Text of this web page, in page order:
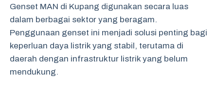
Genset MAN di Kupang digunakan secara luas
dalam berbagai sektor yang beragam.
Penggunaan genset ini menjadi solusi penting bagi
keperluan daya listrik yang stabil, terutama di
daerah dengan infrastruktur listrik yang belum
mendukung.